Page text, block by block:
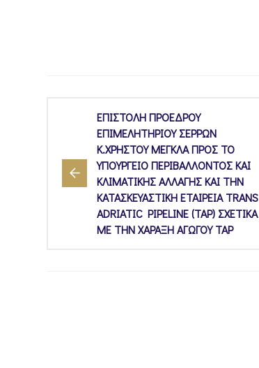
ΕΠΙΣΤΟΛΗ ΠΡΟΕΔΡΟΥ
ΕΠΙΜΕΛΗΤΗΡΙΟΥ ΣΕΡΡΩΝ
Κ.ΧΡΗΣΤΟΥ ΜΕΓΚΛΑ ΠΡΟΣ ΤΟ
ΥΠΟΥΡΓΕΙΟ ΠΕΡΙΒΑΛΛΟΝΤΟΣ ΚΑΙ
ΚΛΙΜΑΤΙΚΗΣ ΑΛΛΑΓΗΣ ΚΑΙ ΤΗΝ
ΚΑΤΑΣΚΕΥΑΣΤΙΚΗ ΕΤΑΙΡΕΙΑ TRANS
ADRIATIC PIPELINE (TAP) ΣΧΕΤΙΚΑ
ΜΕ ΤΗΝ ΧΑΡΑΞΗ ΑΓΩΓΟΥ TAP